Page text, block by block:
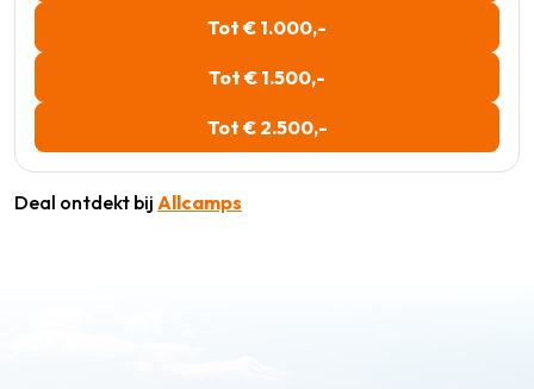
Tot € 1.000,-
Tot € 1.500,-
Tot € 2.500,-
Deal ontdekt bij Allcamps